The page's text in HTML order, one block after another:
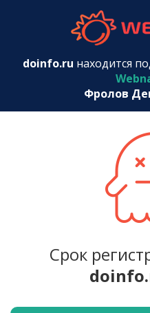
doinfo.ru находится
Фролов
Срок